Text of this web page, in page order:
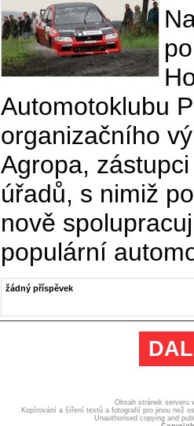
Automotoklubu
organizačního
Agropa,
úřadů, s nimiž
nově
populární
žádný příspěvek
Obsah stránek serveru
Kopírování a šíření textů a fotografií pro jinou než
Unauthorised copying and